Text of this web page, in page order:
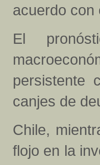
acuerdo con
El
persistente
canjes de
Chile,
flojo en la